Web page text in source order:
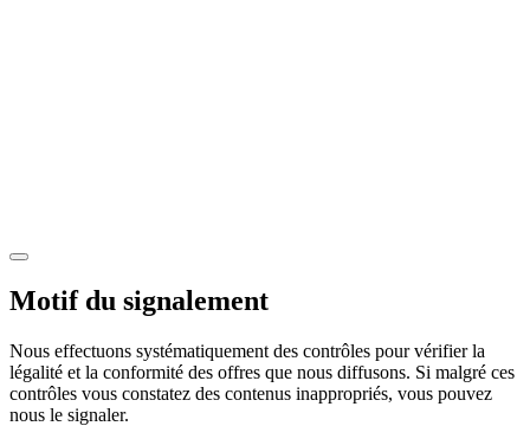
Motif du signalement
Nous effectuons systématiquement des contrôles pour vérifier la
légalité et la conformité des offres que nous diffusons. Si malgré ces
contrôles vous constatez des contenus inappropriés, vous pouvez
nous le signaler.